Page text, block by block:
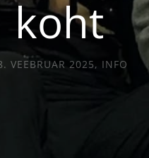
koht
VEEBRUAR 2025, INFO